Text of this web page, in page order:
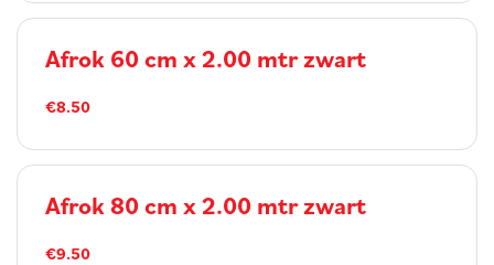
Afrok 60 cm x 2.00 mtr zwart
€8.50
Afrok 80 cm x 2.00 mtr zwart
€9.50